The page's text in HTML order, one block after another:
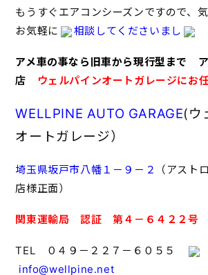
もうすぐエアコンシーズンですので、
お気軽に
相談してくださいまし
アメ車の事なら旧車から現行型まで
店
ウェルパインオートガレージにお
WELLPINE AUTO GARAGE(ウ
オートガレージ）
埼玉県坂戸市八幡１－９－２
（アスト
店様正面）
関東運輸局 認証 第４－６４２２号
TEL ０４９－２２７－６０５５
info@wellpine.net